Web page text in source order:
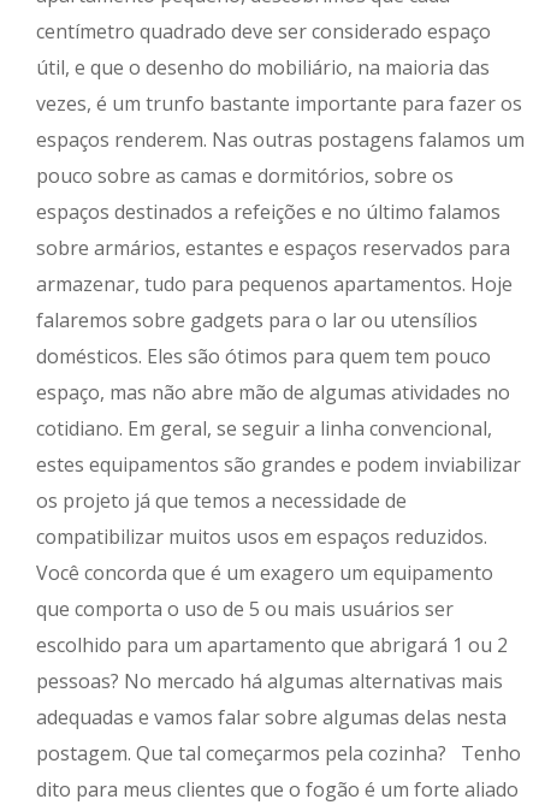
centímetro quadrado deve ser considerado espaço
útil, e que o desenho do mobiliário, na maioria das
vezes, é um trunfo bastante importante para fazer os
espaços renderem. Nas outras postagens falamos um
pouco sobre as camas e dormitórios, sobre os
espaços destinados a refeições e no último falamos
sobre armários, estantes e espaços reservados para
armazenar, tudo para pequenos apartamentos. Hoje
falaremos sobre gadgets para o lar ou utensílios
domésticos. Eles são ótimos para quem tem pouco
espaço, mas não abre mão de algumas atividades no
cotidiano. Em geral, se seguir a linha convencional,
estes equipamentos são grandes e podem inviabilizar
os projeto já que temos a necessidade de
compatibilizar muitos usos em espaços reduzidos.
Você concorda que é um exagero um equipamento
que comporta o uso de 5 ou mais usuários ser
escolhido para um apartamento que abrigará 1 ou 2
pessoas? No mercado há algumas alternativas mais
adequadas e vamos falar sobre algumas delas nesta
postagem. Que tal começarmos pela cozinha? Tenho
dito para meus clientes que o fogão é um forte aliado